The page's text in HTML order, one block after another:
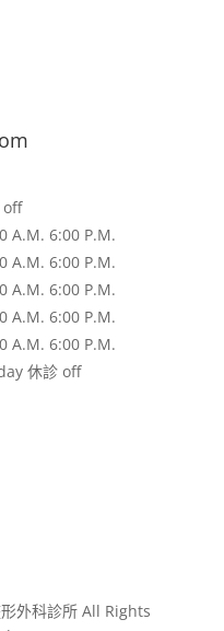
off
A.M. 6:00 P.M.
A.M. 6:00 P.M.
A.M. 6:00 P.M.
A.M. 6:00 P.M.
A.M. 6:00 P.M.
休診 off
外科診所 All Rights